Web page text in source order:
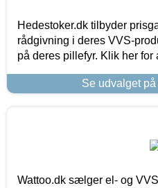
Hedestoker.dk tilbyder
rådgivning i deres VVS-
på deres pillefyr. Klik her for
Se udvalget
Wattoo.dk sælger el- og